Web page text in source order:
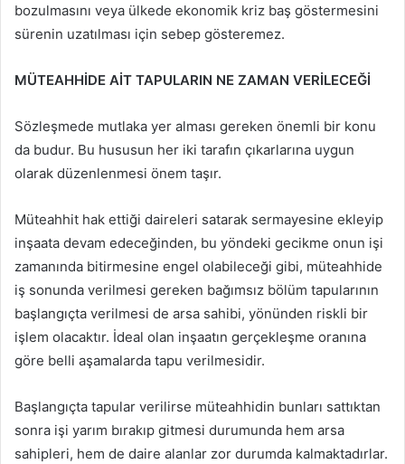
bozulmasını veya ülkede ekonomik kriz baş göstermesini
sürenin uzatılması için sebep gösteremez.
MÜTEAHHİDE AİT TAPULARIN NE ZAMAN VERİLECEĞİ
Sözleşmede mutlaka yer alması gereken önemli bir konu
da budur. Bu hususun her iki tarafın çıkarlarına uygun
olarak düzenlenmesi önem taşır.
Müteahhit hak ettiği daireleri satarak sermayesine ekleyip
inşaata devam edeceğinden, bu yöndeki gecikme onun işi
zamanında bitirmesine engel olabileceği gibi, müteahhide
iş sonunda verilmesi gereken bağımsız bölüm tapularının
başlangıçta verilmesi de arsa sahibi, yönünden riskli bir
işlem olacaktır. İdeal olan inşaatın gerçekleşme oranına
göre belli aşamalarda tapu verilmesidir.
Başlangıçta tapular verilirse müteahhidin bunları sattıktan
sonra işi yarım bırakıp gitmesi durumunda hem arsa
sahipleri, hem de daire alanlar zor durumda kalmaktadırlar.